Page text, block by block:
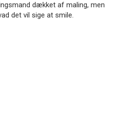
dækket af maling, men
det vil sige at smile.